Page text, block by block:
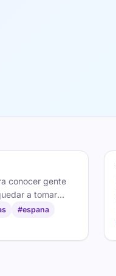
conocer gente
a tomar
entre quienes
#espana